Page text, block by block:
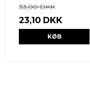
33,00 DKK
23,10 DKK
KØB